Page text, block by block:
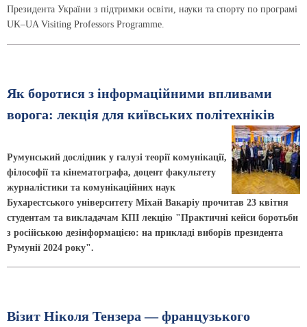
Президента України з підтримки освіти, науки та спорту по програмі
UK–UA Visiting Professors Programme.
Як боротися з інформаційними впливами
ворога: лекція для київських політехніків
Румунський дослідник у галузі теорії комунікації,
філософії та кінематографа, доцент факультету
журна­лістики та комунікаційних наук
Бухарестського університету Міхай Вакаріу прочитав 23 квітня
студентам та викладачам КПІ лекцію "Практичні кейси боротьби
з російською дезінформацією: на прикладі виборів президента
Румунії 2024 року".
Візит Ніколя Тензера — французького